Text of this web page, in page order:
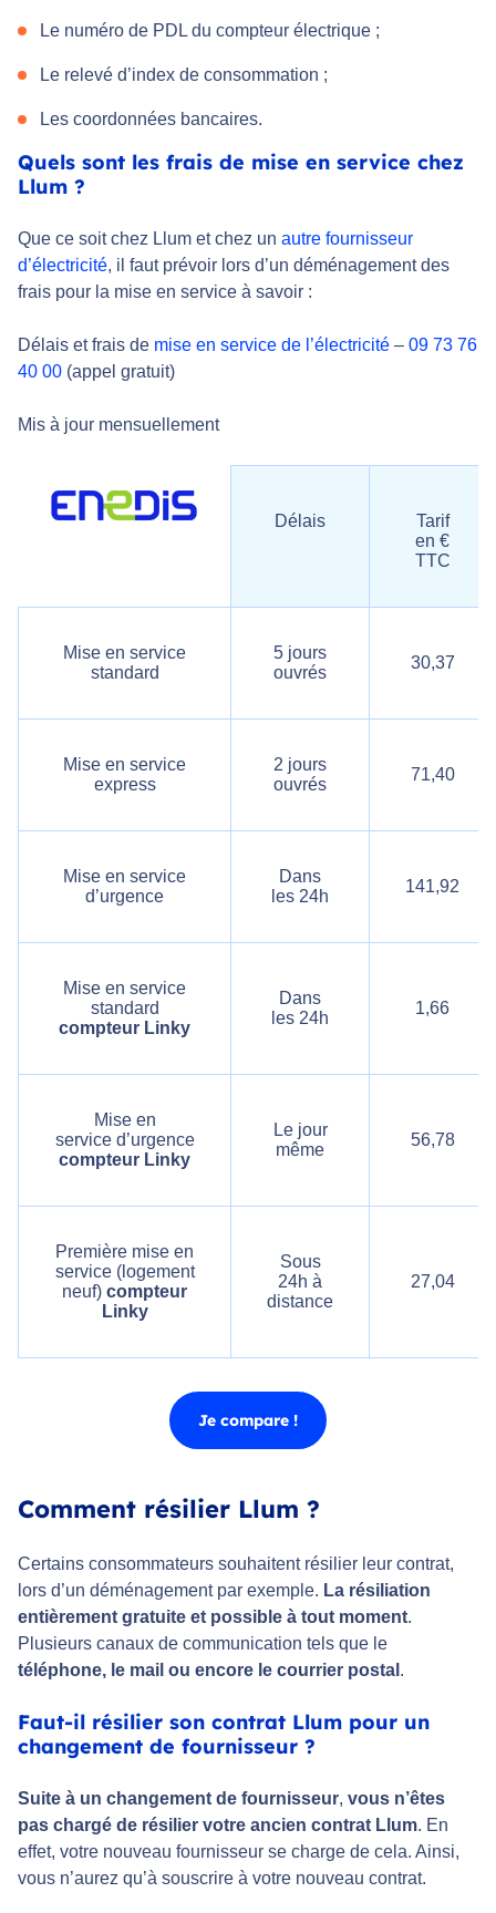
Le numéro de PDL du compteur électrique ;
Le relevé d’index de consommation ;
Les coordonnées bancaires.
Quels sont les frais de mise en service chez
Llum ?
Que ce soit chez Llum et chez un autre fournisseur
d’électricité, il faut prévoir lors d’un déménagement des
frais pour la mise en service à savoir :
Délais et frais de mise en service de l’électricité – 09 73 76
40 00 (appel gratuit)
Mis à jour mensuellement
Délais
Tarif
en €
TTC
Mise en service
standard
5 jours
ouvrés
30,37
Mise en service
express
2 jours
ouvrés
71,40
Mise en service
d’urgence
Dans
les 24h
141,92
Mise en service
standard
compteur Linky
Dans
les 24h
1,66
Mise en
service d’urgence
compteur Linky
Le jour
même
56,78
Première mise en
service (logement
neuf) compteur
Linky
Sous
24h à
distance
27,04
Je compare !
Comment résilier Llum ?
Certains consommateurs souhaitent résilier leur contrat,
lors d’un déménagement par exemple. La résiliation
entièrement gratuite et possible à tout moment.
Plusieurs canaux de communication tels que le
téléphone, le mail ou encore le courrier postal .
Faut-il résilier son contrat Llum pour un
changement de fournisseur ?
Suite à un changement de fournisseur, vous n’êtes
pas chargé de résilier votre ancien contrat Llum. En
effet, votre nouveau fournisseur se charge de cela. Ainsi,
vous n’aurez qu’à souscrire à votre nouveau contrat.